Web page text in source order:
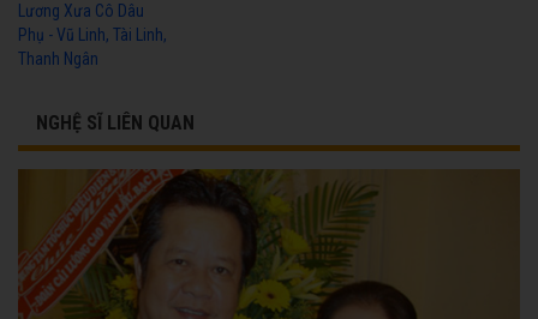
Lương Xưa Cô Dâu
Phụ - Vũ Linh, Tài Linh,
Thanh Ngân
NGHỆ SĨ LIÊN QUAN